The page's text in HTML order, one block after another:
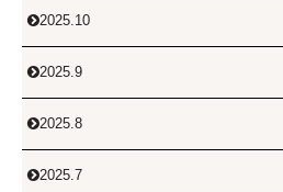
2025.10
2025.9
2025.8
2025.7